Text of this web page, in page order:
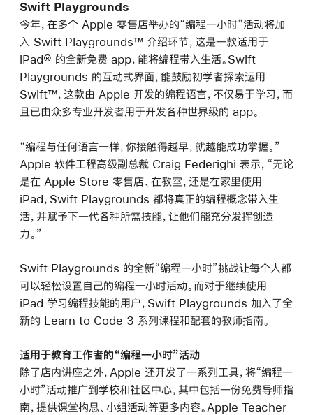
Swift Playgrounds
今年，在多个 Apple 零售店举办的“编程一小时”活动将加
入 Swift Playgrounds™ 介绍环节，这是一款适用于
iPad® 的全新免费 app，能将编程带入生活。Swift
Playgrounds 的互动式界面，能鼓励初学者探索运用
Swift™，这款由 Apple 开发的编程语言，不仅易于学习，而
且已由众多专业开发者用于开发各种世界级的 app。
“编程与任何语言一样，你接触得越早，就越能成功掌握。”
Apple 软件工程高级副总裁 Craig Federighi 表示，“无论
是在 Apple Store 零售店、在教室，还是在家里使用
iPad，Swift Playgrounds 都将真正的编程概念带入生
活，并赋予下一代各种所需技能，让他们能充分发挥创造
力。”
Swift Playgrounds 的全新“编程一小时”挑战让每个人都
可以轻松设置自己的编程一小时活动。而对于继续使用
iPad 学习编程技能的用户，Swift Playgrounds 加入了全
新的 Learn to Code 3 系列课程和配套的教师指南。
适用于教育工作者的“编程一小时”活动
除了店内讲座之外，Apple 还开发了一系列工具，将“编程一
小时”活动推广到学校和社区中心，其中包括一份免费导师指
南，提供课堂构思、小组活动等更多内容。Apple Teacher